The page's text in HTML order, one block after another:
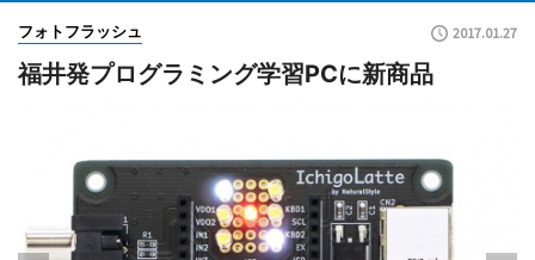
フォトフラッシュ 2017.01.27
福井発プログラミング学習PCに新商品